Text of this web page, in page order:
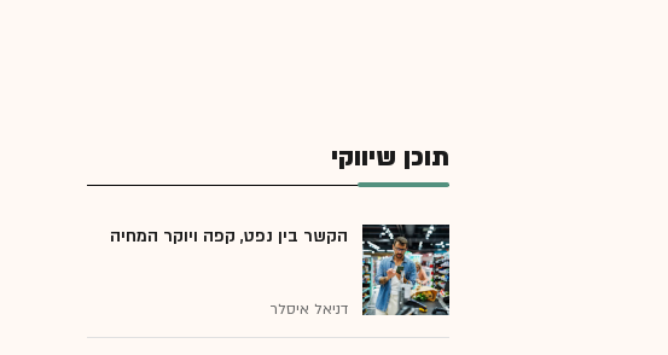
תוכן שיווקי
הקשר בין נפט, קפה ויוקר המחיה
דניאל איסלר